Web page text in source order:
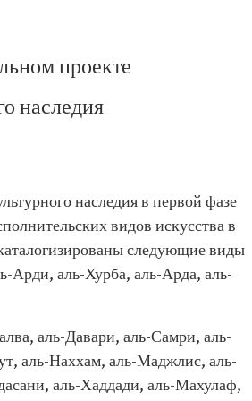
проекте
наследия
наследия в первой фазе
видов искусства в
следующие виды
Арди, аль-Хурба, аль-Арда, аль-
аль-Давари, аль-Самри, аль-
аль-Наххам, аль-Маджлис, аль-
аль-Хаддади, аль-Махулаф,